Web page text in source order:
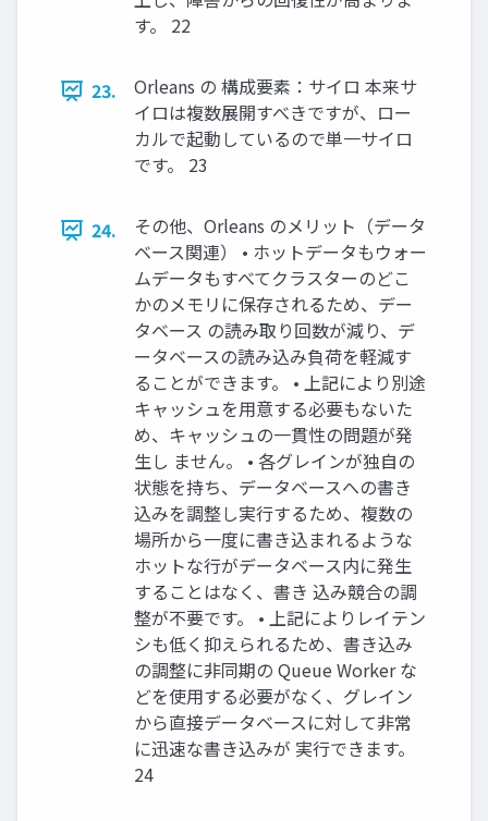
す。 22
23.
Orleans の 構成要素：サイロ 本来サ
イロは複数展開すべきですが、ロー
カルで起動しているので単一サイロ
です。 23
24.
その他、Orleans のメリット（データ
ベース関連） • ホットデータもウォー
ムデータもすべてクラスターのどこ
かのメモリに保存されるため、デー
タベース の読み取り回数が減り、デ
ータベースの読み込み負荷を軽減す
ることができます。 • 上記により別途
キャッシュを用意する必要もないた
め、キャッシュの一貫性の問題が発
生し ません。 • 各グレインが独自の
状態を持ち、データベースへの書き
込みを調整し実行するため、複数の
場所から一度に書き込まれるような
ホットな行がデータベース内に発生
することはなく、書き 込み競合の調
整が不要です。 • 上記によりレイテン
シも低く抑えられるため、書き込み
の調整に非同期の Queue Worker な
どを使用する必要がなく、グレイン
から直接データベースに対して非常
に迅速な書き込みが 実行できます。
24